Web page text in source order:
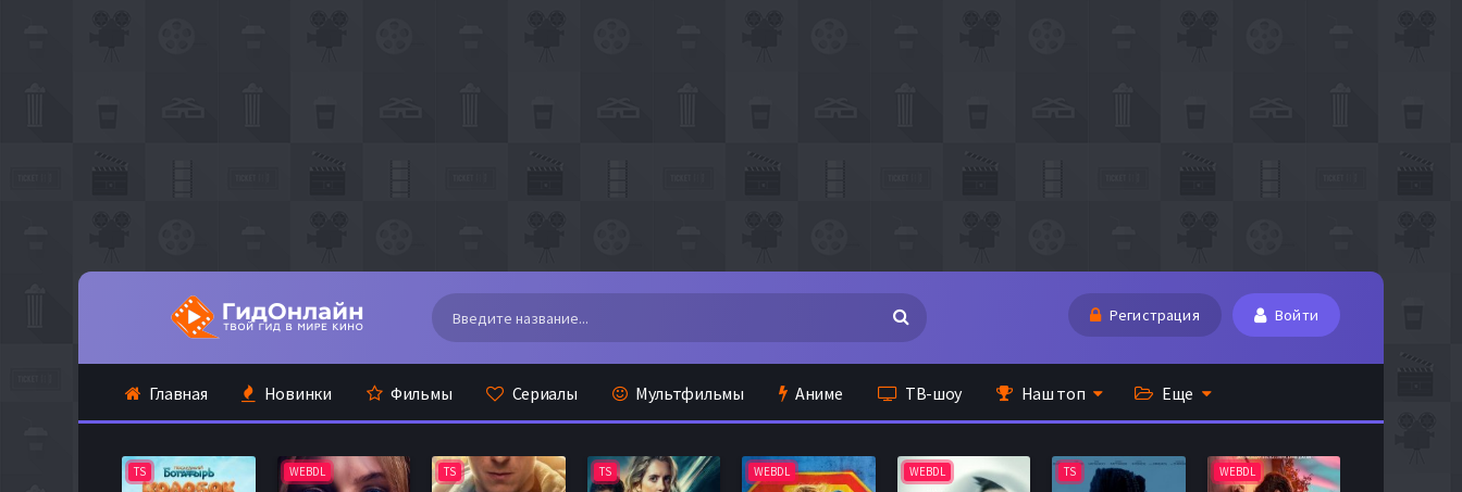
Регистрация Войти
Главная Новинки Фильмы Сериалы Мультфильмы Аниме ТВ-шоу Наш топ Еще
TS WEBDL TS TS WEBDL WEBDL TS WEBDL